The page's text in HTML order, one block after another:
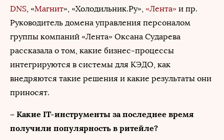
DNS, «Магнит», «Холодильник.Ру», «Лента» и пр.
Руководитель домена управления персоналом
группы компаний «Лента» Оксана Сударева
рассказала о том, какие бизнес-процессы
интегрируются в системы для КЭДО, как
внедряются такие решения и какие результаты они
приносят.
– Какие IT-инструменты за последнее время
получили популярность в ритейле?